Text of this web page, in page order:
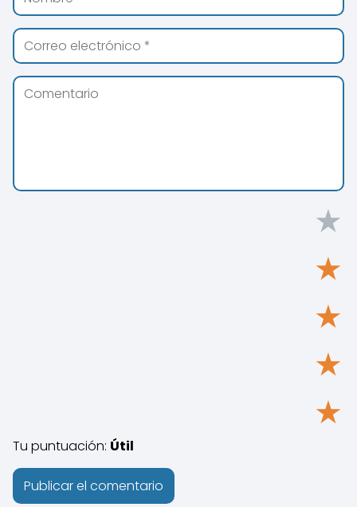
★
★
★
★
★
Tu puntuación: Útil